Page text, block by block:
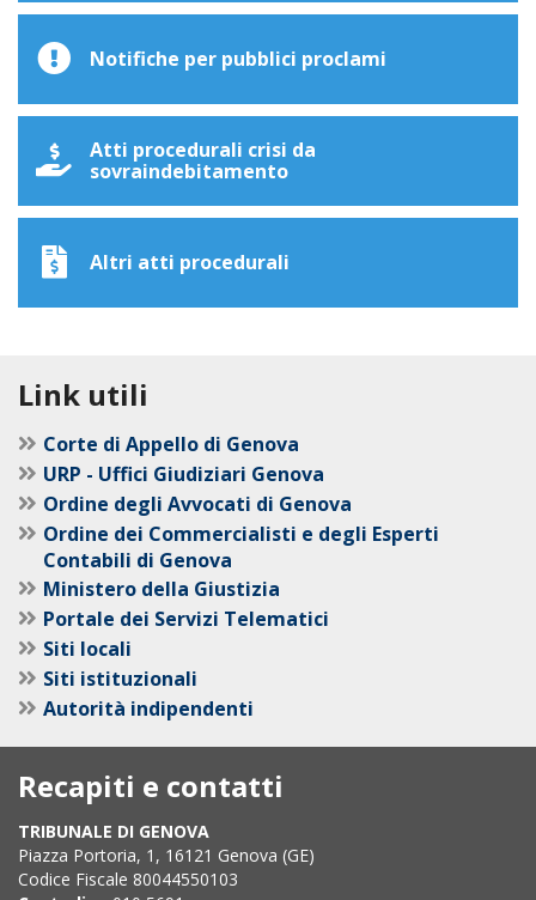
Notifiche per pubblici proclami
Atti procedurali crisi da
sovraindebitamento
Altri atti procedurali
Link utili
Corte di Appello di Genova
URP - Uffici Giudiziari Genova
Ordine degli Avvocati di Genova
Ordine dei Commercialisti e degli Esperti
Contabili di Genova
Ministero della Giustizia
Portale dei Servizi Telematici
Siti locali
Siti istituzionali
Autorità indipendenti
Recapiti e contatti
TRIBUNALE DI GENOVA
Piazza Portoria, 1, 16121 Genova (GE)
Codice Fiscale 80044550103